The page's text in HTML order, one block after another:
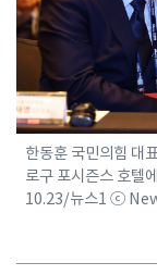
한동훈 국민의힘 대
로구 포시즌스 호텔
10.23/뉴스1 ⓒ